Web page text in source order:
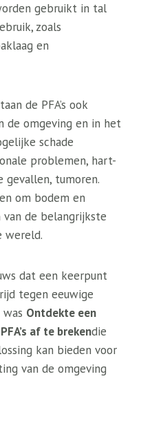
gebruikt in tal
zoals
en
​​de PFA’s ook
de omgeving en in het
schade
problemen, hart-
gevallen, tumoren.
om bodem en
de belangrijkste
wereld.
dat een keerpunt
tegen eeuwige
Ontdekte een
af te brekendie
kan bieden voor
van de omgeving